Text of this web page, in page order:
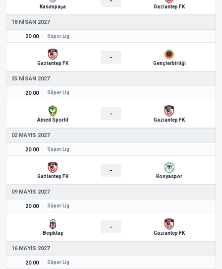
Kasımpaşa Gaziantep FK
18 NISAN 2027
20.00 Süper Lig
Gaziantep FK
-
Gençlerbirliği
25 NISAN 2027
20.00 Süper Lig
Amed Sportif
-
Gaziantep FK
02 MAYIS 2027
20.00 Süper Lig
Gaziantep FK
-
Konyaspor
09 MAYIS 2027
20.00 Süper Lig
Beşiktaş
-
Gaziantep FK
16 MAYIS 2027
20.00 Süper Lig